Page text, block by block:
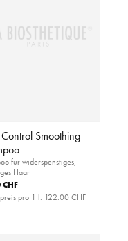
Smoothing
für widerspenstiges,
Haar
pro 1 l: 122.00 CHF